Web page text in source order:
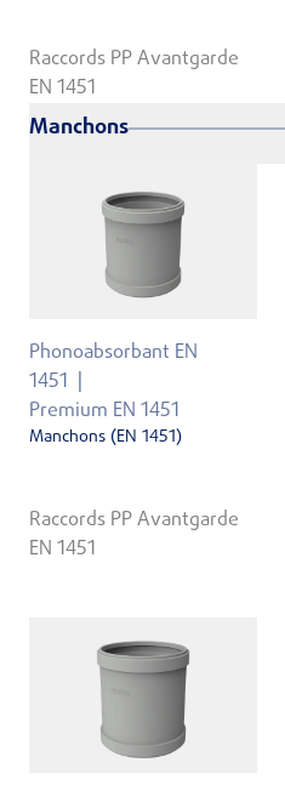
Raccords PP Avantgarde
EN 1451
Manchons
Phonoabsorbant EN
1451
Premium EN 1451
Manchons (EN 1451)
Raccords PP Avantgarde
EN 1451